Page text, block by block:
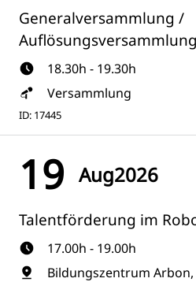
Generalversammlung /
Auflösungsversammlung
18.30h - 19.30h
Versammlung
ID: 17445
19 Aug2026
Talentförderung im
17.00h - 19.00h
Bildungszentrum Arbon,